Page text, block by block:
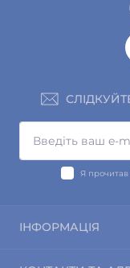
Я прочитав
ІНФОРМАЦІЯ